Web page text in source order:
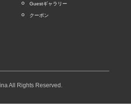
Guestギャラリー
クーポン
All Rights Reserved.